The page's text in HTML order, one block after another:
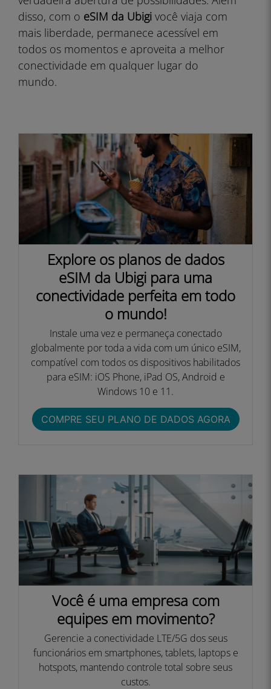
disso, com o eSIM da Ubigi você viaja com
mais liberdade, permanece acessível em
todos os momentos e aproveita a melhor
conectividade em qualquer lugar do
mundo.
Explore os planos de dados
eSIM da Ubigi para uma
conectividade perfeita em todo
o mundo!
Instale uma vez e permaneça conectado
globalmente por toda a vida com um único eSIM,
compatível com todos os dispositivos habilitados
para eSIM: iOS Phone, iPad OS, Android e
Windows 10 e 11.
COMPRE SEU PLANO DE DADOS AGORA
Você é uma empresa com
equipes em movimento?
Gerencie a conectividade LTE/5G dos seus
funcionários em smartphones, tablets, laptops e
hotspots, mantendo controle total sobre seus
custos.